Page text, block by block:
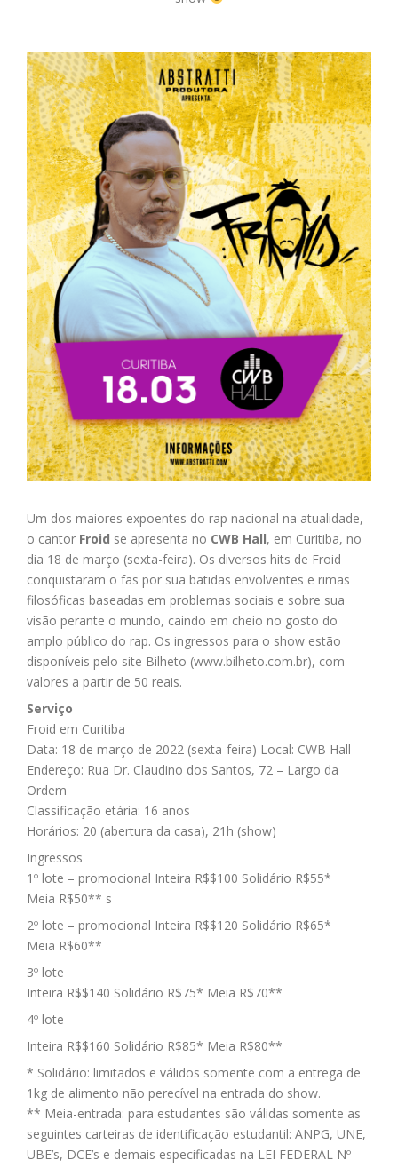
Um dos maiores expoentes do rap nacional na atualidade,
o cantor Froid se apresenta no CWB Hall, em Curitiba, no
dia 18 de março (sexta-feira). Os diversos hits de Froid
conquistaram o fãs por sua batidas envolventes e rimas
filosóficas baseadas em problemas sociais e sobre sua
visão perante o mundo, caindo em cheio no gosto do
amplo público do rap. Os ingressos para o show estão
disponíveis pelo site Bilheto (www.bilheto.com.br), com
valores a partir de 50 reais.
Serviço
Froid em Curitiba
Data: 18 de março de 2022 (sexta-feira) Local: CWB Hall
Endereço: Rua Dr. Claudino dos Santos, 72 – Largo da
Ordem
Classificação etária: 16 anos
Horários: 20 (abertura da casa), 21h (show)
Ingressos
1º lote – promocional Inteira R$$100 Solidário R$55*
Meia R$50** s
2º lote – promocional Inteira R$$120 Solidário R$65*
Meia R$60**
3º lote
Inteira R$$140 Solidário R$75* Meia R$70**
4º lote
Inteira R$$160 Solidário R$85* Meia R$80**
* Solidário: limitados e válidos somente com a entrega de
1kg de alimento não perecível na entrada do show.
** Meia-entrada: para estudantes são válidas somente as
seguintes carteiras de identificação estudantil: ANPG, UNE,
UBE’s, DCE’s e demais especificadas na LEI FEDERAL Nº